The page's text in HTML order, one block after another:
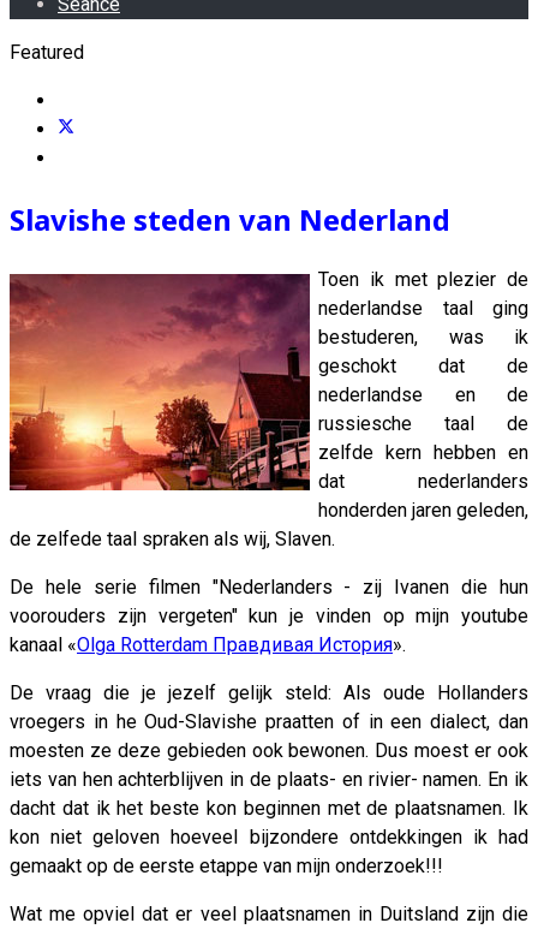
Featured
Slavishe steden van Nederland
Toen ik met plezier de
nederlandse taal ging
bestuderen, was ik
geschokt dat de
nederlandse en de
russiesche taal de
zelfde kern hebben en
dat nederlanders
honderden jaren geleden,
de zelfede taal spraken als wij, Slaven.
De hele serie filmen "Nederlanders - zij Ivanen die hun
voorouders zijn vergeten" kun je vinden op mijn youtube
kanaal «Olga Rotterdam Правдивая История».
De vraag die je jezelf gelijk steld: Als oude Hollanders
vroegers in he Oud-Slavishe praatten of in een dialect, dan
moesten ze deze gebieden ook bewonen. Dus moest er ook
iets van hen achterblijven in de plaats- en rivier- namen. En ik
dacht dat ik het beste kon beginnen met de plaatsnamen. Ik
kon niet geloven hoeveel bijzondere ontdekkingen ik had
gemaakt op de eerste etappe van mijn onderzoek!!!
Wat me opviel dat er veel plaatsnamen in Duitsland zijn die